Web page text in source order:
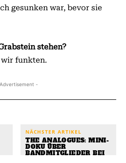
gesunken war, bevor sie
stehen?
wir funkten.
-
NÄCHSTER ARTIKEL
THE ANALOGUES: MINI-
DOKU ÜBER
BANDMITGLIEDER BEI